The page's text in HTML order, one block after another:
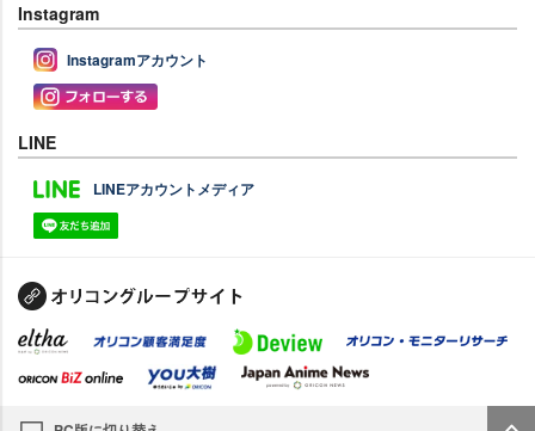
Instagram
Instagramアカウント
LINE
LINEアカウントメディア